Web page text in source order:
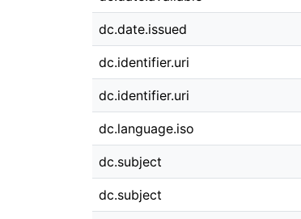
dc.date.issued
dc.identifier.uri
dc.identifier.uri
dc.language.iso
dc.subject
dc.subject